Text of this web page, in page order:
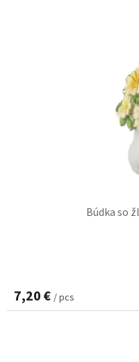
Búdka so
7,20 € / pcs